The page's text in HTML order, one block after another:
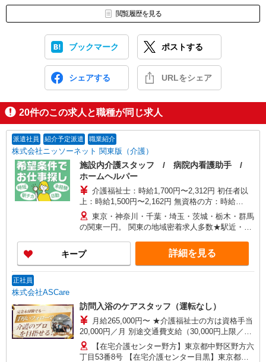
閲覧履歴を見る
ブックマーク ポストする
シェアする URLをシェア
20件のこの求人と職種が同じ求人
派遣社員 紹介予定派遣 職業紹介
株式会社ニッソーネット 関東版（介護）
施設内介護スタッフ / 病院内看護助手 /
ホームヘルパー
介護福祉士：時給1,700円〜2,312円 初任者以
上：時給1,500円〜2,162円 無資格の方：時給
1,350円〜1,925円 ※給与幅は勤務先による +交通
費、諸手当（勤務先による） +0円で介護資格が取
れる （別途規定） ★給与日払い制度あり！
東京・神奈川・千葉・埼玉・茨城・栃木・群馬
の関東一円。 関東の地域密着求人多数★駅近・家
キープ 詳細を見る
正社員
株式会社ASCare
訪問入浴のケアスタッフ（運転なし）
月給265,000円〜 ★介護福祉士の方は資格手当
20,000円／月 別途交通費支給（30,000円上限／
月） 別途残業手当（月平均残業時間15時間）残業
代全額支給
【在宅介護センター野方】東京都中野区野方六
丁目53番8号 【在宅介護センター目黒】東京都目